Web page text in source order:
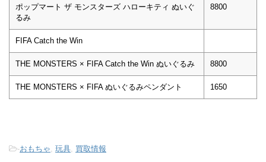
ポップマート ザ モンスターズ ハローキティ ぬいぐ
るみ
8800
FIFA Catch the Win
THE MONSTERS × FIFA Catch the Win ぬいぐるみ 8800
THE MONSTERS × FIFA ぬいぐるみペンダント 1650
-おもちゃ 玩具 買取情報